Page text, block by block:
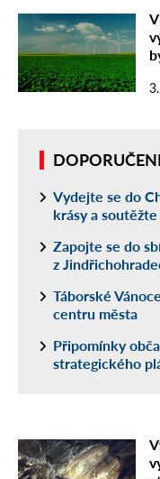
Vydejte se do
krásy a
Zapojte se do
z
Táborské
centru města
Připomínky
strategického